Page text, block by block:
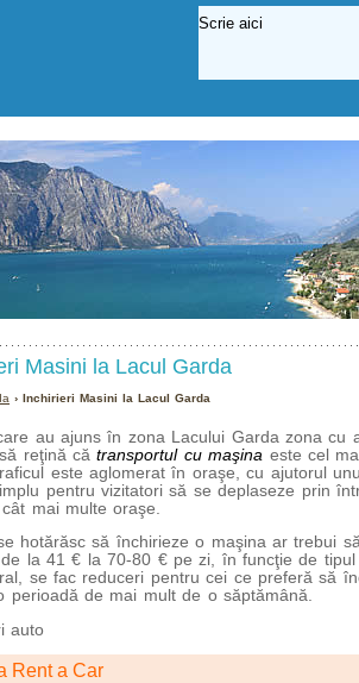
Masini la Lacul Garda
› Inchirieri Masini la Lacul Garda
au ajuns în zona Lacului Garda zona cu
reţină cătransportul cu maşina este cel
este aglomerat în oraşe, cu ajutorul
pentru vizitatori să se deplaseze prin
mai multe oraşe.
hotărăsc să închirieze o maşina ar trebui
la 41 € la 70-80 € pe zi, în funcţie de tipul
se fac reduceri pentru cei ce preferă să
perioadă de mai mult de o săptămână.
auto
Rent a Car